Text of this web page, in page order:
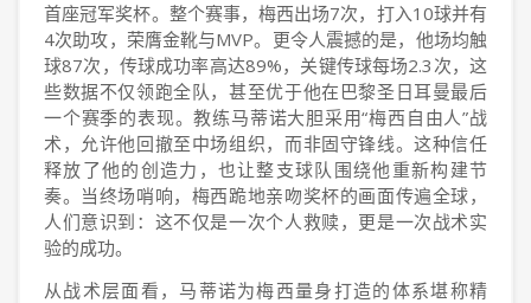
首座冠军奖杯。整个赛事，梅西出场7次，打入10球并有
4次助攻，荣膺金靴与MVP。更令人震撼的是，他场均触
球87次，传球成功率高达89%，关键传球每场2.3次，这
些数据不仅领跑全队，甚至优于他在巴黎圣日耳曼最后
一个赛季的表现。教练马蒂诺大胆采用“梅西自由人”战
术，允许他回撤至中场组织，而非固守锋线。这种信任
释放了他的创造力，也让整支球队围绕他重新构建节
奏。当终场哨响，梅西跪地亲吻奖杯的画面传遍全球，
人们意识到：这不仅是一次个人救赎，更是一次战术实
验的成功。
从战术层面看，马蒂诺为梅西量身打造的体系堪称精